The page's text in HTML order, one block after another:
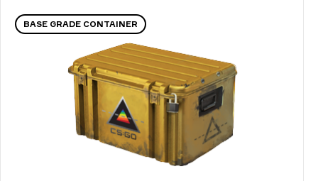
BASE GRADE CONTAINER